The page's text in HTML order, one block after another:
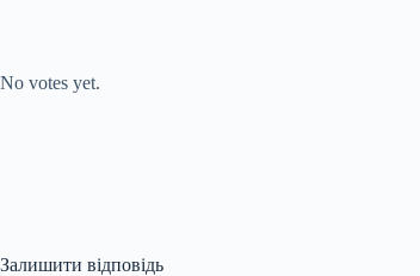
No votes yet.
Залишити відповідь